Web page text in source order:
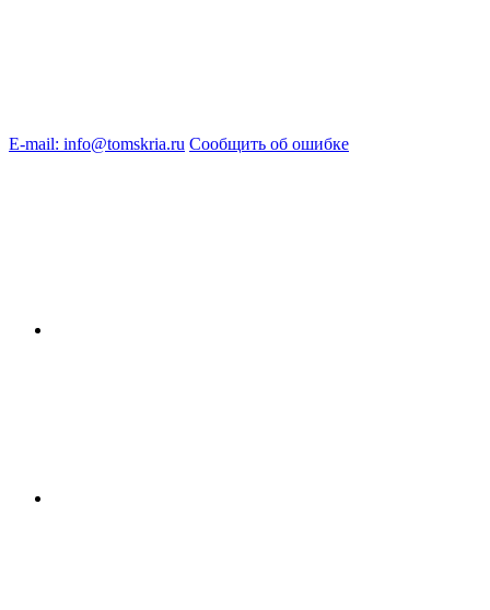
E-mail: info@tomskria.ru Сообщить об ошибке